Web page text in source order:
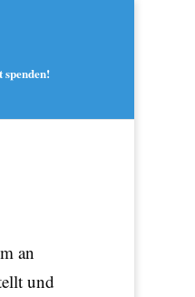
spenden!
an
und